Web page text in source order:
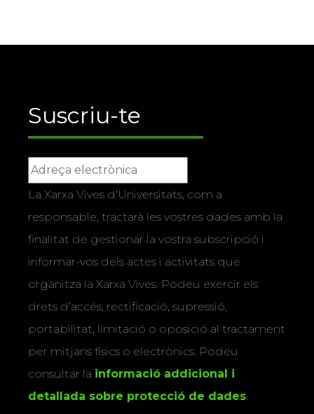
Suscriu-te
La Xarxa Vives d’Universitats, com a
responsable, tractarà les vostres dades amb la
finalitat de gestionar la vostra subscripció i
informar-vos dels actes i activitats que
organitza la Xarxa Vives. Podeu exercir els
drets d’accés, rectificació, supressió,
portabilitat, limitació o oposició al tractament
per mitjans físics o electrònics. Podeu
consultar la informació addicional i
detallada sobre protecció de dades.